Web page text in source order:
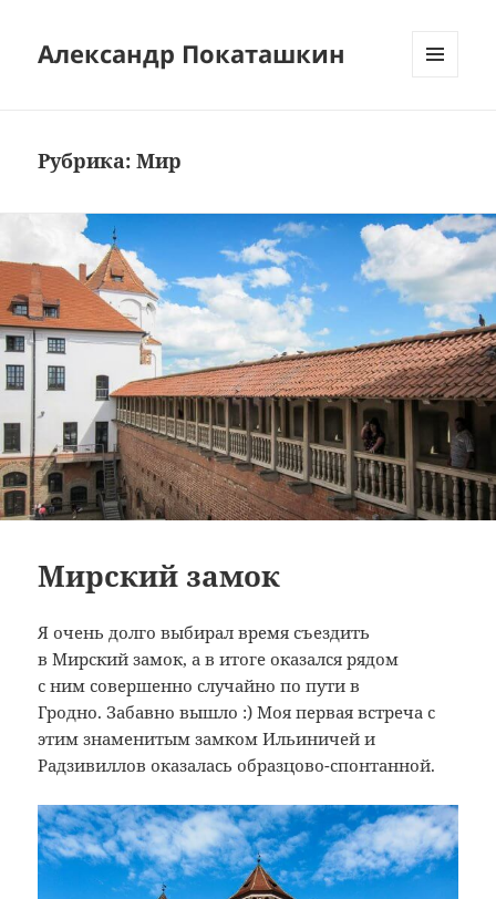
Александр Покаташкин
Рубрика:Мир
Мирский замок
Я очень долго выбирал время съездить
в Мирский замок, а в итоге оказался рядом
с ним совершенно случайно по пути в
Гродно. Забавно вышло :) Моя первая встреча с
этим знаменитым замком Ильиничей и
Радзивиллов оказалась образцово-спонтанной.